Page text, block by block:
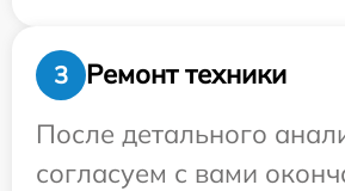
3
Ремонт техники
После детального
согласуем с вами